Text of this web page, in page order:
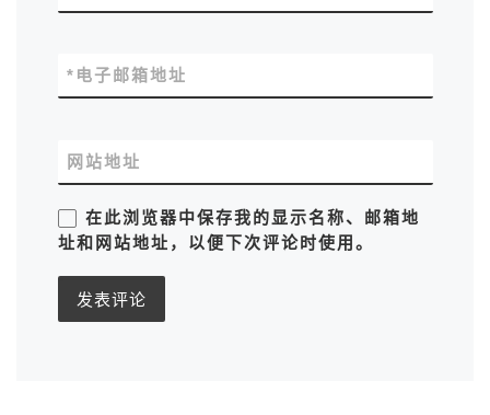
电子邮箱地址
*
网站地址
在此浏览器中保存我的显示名称、邮箱地
址和网站地址，以便下次评论时使用。